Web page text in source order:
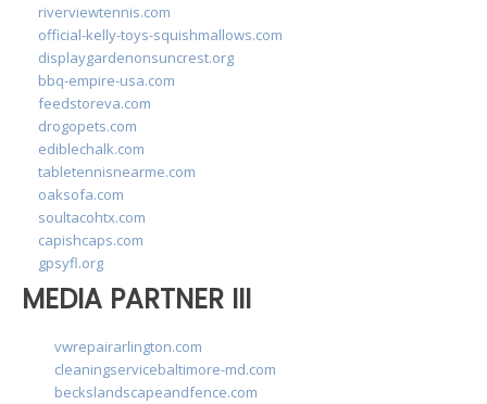
riverviewtennis.com
official-kelly-toys-squishmallows.com
displaygardenonsuncrest.org
bbq-empire-usa.com
feedstoreva.com
drogopets.com
ediblechalk.com
tabletennisnearme.com
oaksofa.com
soultacohtx.com
capishcaps.com
gpsyfl.org
MEDIA PARTNER III
vwrepairarlington.com
cleaningservicebaltimore-md.com
beckslandscapeandfence.com